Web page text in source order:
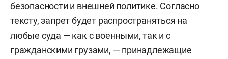
безопасности и внешней политике. Согласно
тексту, запрет будет распространяться на
любые суда — как с военными, так и с
гражданскими грузами, — принадлежащие